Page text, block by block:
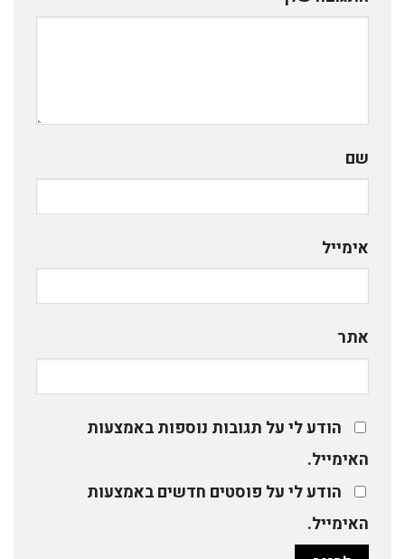
שם
אימייל
אתר
הודע לי על תגובות נוספות באמצעות
האימייל.
הודע לי על פוסטים חדשים באמצעות
האימייל.